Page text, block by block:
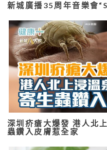
新城廣播35周年音樂
深圳疥瘡大爆發 港人北
蟲鑽入皮膚惹全家